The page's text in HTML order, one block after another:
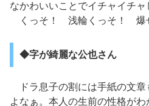
なかわいいことでイチャイチャ
くっそ！ 浅輪くっそ！ 爆
◆字が綺麗な公也さん
ドラ息子の割には手紙の文章
よなぁ。本人の生前の性格がわ